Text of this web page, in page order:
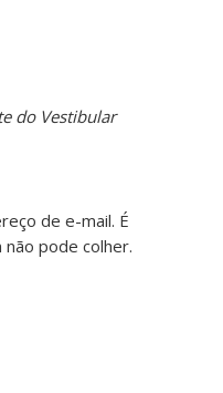
do Vestibular